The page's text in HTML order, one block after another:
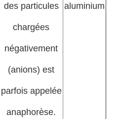
des particules
chargées
négativement
(anions) est
parfois appelée
anaphorèse.
aluminium